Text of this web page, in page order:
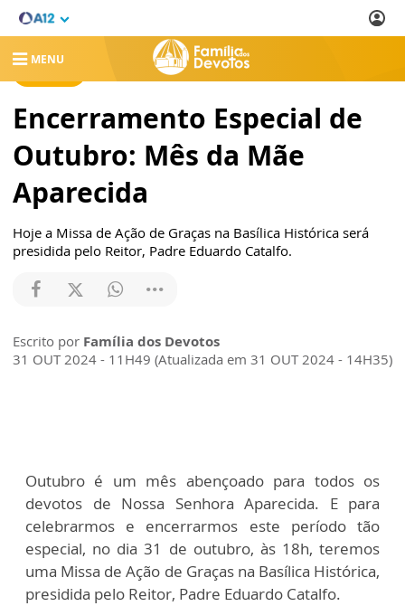
MENU
Encerramento Especial de
Outubro: Mês da Mãe
Aparecida
Hoje a Missa de Ação de Graças na Basílica Histórica será
presidida pelo Reitor, Padre Eduardo Catalfo.
Escrito por Família dos Devotos
31 OUT 2024 - 11H49 (Atualizada em 31 OUT 2024 - 14H35)
Outubro é um mês abençoado para todos os
devotos de Nossa Senhora Aparecida. E para
celebrarmos e encerrarmos este período tão
especial, no dia 31 de outubro, às 18h, teremos
uma Missa de Ação de Graças na Basílica Histórica,
presidida pelo Reitor, Padre Eduardo Catalfo.